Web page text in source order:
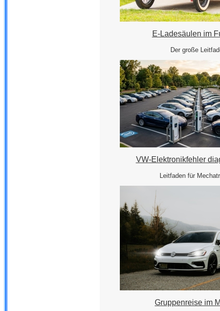
E-Ladesäulen im
Der große
VW-Elektronikfehler
Leitfaden für
Gruppenreise im